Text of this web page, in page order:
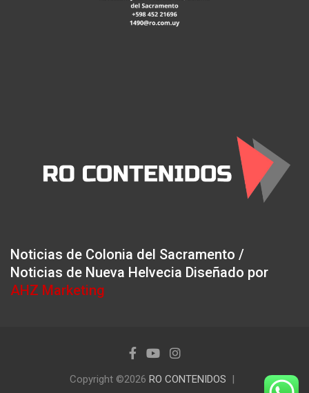
Noticias de Colonia del Sacramento /
Noticias de Nueva Helvecia Diseñado por
AHZ Marketing
Copyright ©2026 RO CONTENIDOS